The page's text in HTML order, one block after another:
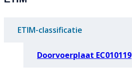
ETIM-classificatie
Doorvoerplaat EC010119